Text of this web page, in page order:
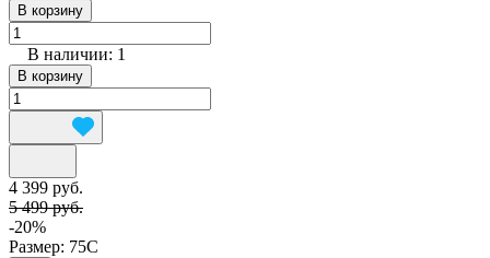
В корзину
В наличии: 1
В корзину
4 399 руб.
5 499 руб.
-20%
Размер: 75C